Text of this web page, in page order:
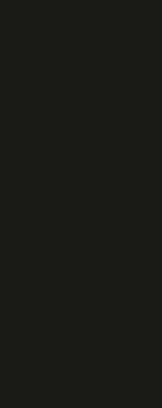
o nosso
jogo fácil
vencer lá
coletiva de
da